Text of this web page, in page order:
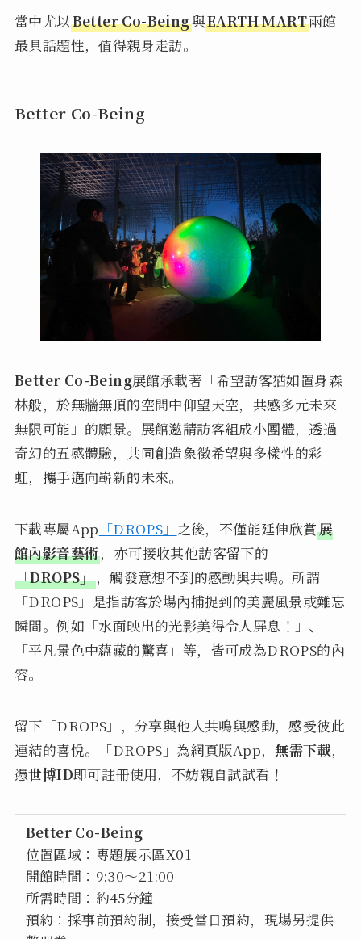
當中尤以Better Co-Being與EARTH MART兩館
最具話題性，值得親身走訪。
Better Co-Being
Better Co-Being展館承載著「希望訪客猶如置身森
林般，於無牆無頂的空間中仰望天空，共感多元未來
無限可能」的願景。展館邀請訪客組成小團體，透過
奇幻的五感體驗，共同創造象徵希望與多樣性的彩
虹，攜手邁向嶄新的未來。
下載專屬App 「DROPS」 之後，不僅能延伸欣賞展
館內影音藝術，亦可接收其他訪客留下的
「DROPS」，觸發意想不到的感動與共鳴。所謂
「DROPS」是指訪客於場內捕捉到的美麗風景或難忘
瞬間。例如「水面映出的光影美得令人屏息！」、
「平凡景色中蘊藏的驚喜」等，皆可成為DROPS的內
容。
留下「DROPS」，分享與他人共鳴與感動，感受彼此
連結的喜悅。「DROPS」為網頁版App，無需下載，
憑世博ID即可註冊使用，不妨親自試試看！
Better Co-Being
位置區域：專題展示區X01
開館時間：9:30～21:00
所需時間：約45分鐘
預約：採事前預約制，接受當日預約，現場另提供